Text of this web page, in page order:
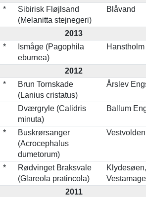
*
Sibirisk Fløjlsand
(Melanitta stejnegeri)
Blåvand
2013
*
Ismåge (Pagophila
eburnea)
2012
*
Brun Tornskade
(Lanius cristatus)
Årslev
Dværgryle (Calidris
minuta)
Ballum
*
Buskrørsanger
(Acrocephalus
dumetorum)
Vestvolden
*
Rødvinget Braksvale
(Glareola pratincola)
Klydesøen,
2011